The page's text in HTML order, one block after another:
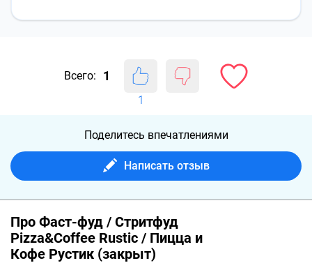
Всего: 1
1
Поделитесь впечатлениями
Написать отзыв
Про Фаст-фуд / Стритфуд
Pizza&Coffee Rustic / Пицца и
Кофе Рустик (закрыт)